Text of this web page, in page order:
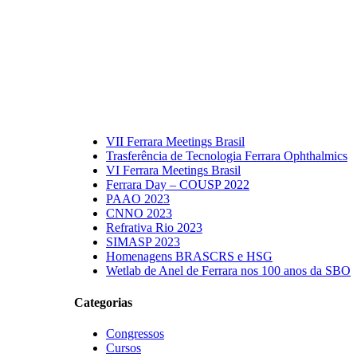
VII Ferrara Meetings Brasil
Trasferência de Tecnologia Ferrara Ophthalmics
VI Ferrara Meetings Brasil
Ferrara Day – COUSP 2022
PAAO 2023
CNNO 2023
Refrativa Rio 2023
SIMASP 2023
Homenagens BRASCRS e HSG
Wetlab de Anel de Ferrara nos 100 anos da SBO
Categorias
Congressos
Cursos